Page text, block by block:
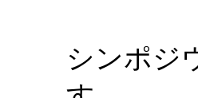
東京大
シンポジ